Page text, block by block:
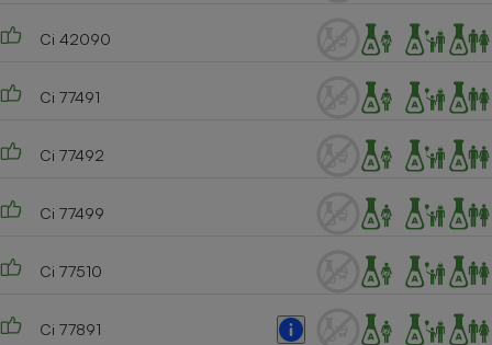
Ci 42090
Ci 77491
Ci 77492
Ci 77499
Ci 77510
Ci 77891